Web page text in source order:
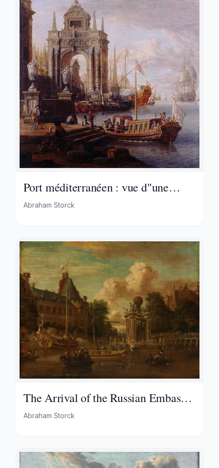
Port méditerranéen : vue d"une
porte monumentale - Partie d"un
Abraham Storck
The Arrival of the Russian Embassy
in Amsterdam, 29 August 1697
Abraham Storck